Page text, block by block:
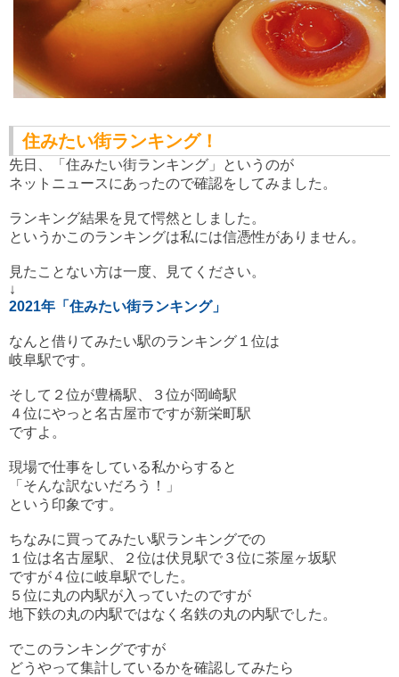
住みたい街ランキング！
先日、「住みたい街ランキング」というのが
ネットニュースにあったので確認をしてみました。
ランキング結果を見て愕然としました。
というかこのランキングは私には信憑性がありません。
見たことない方は一度、見てください。
↓
2021年「住みたい街ランキング」
なんと借りてみたい駅のランキング１位は
岐阜駅です。
そして２位が豊橋駅、３位が岡崎駅
４位にやっと名古屋市ですが新栄町駅
ですよ。
現場で仕事をしている私からすると
「そんな訳ないだろう！」
という印象です。
ちなみに買ってみたい駅ランキングでの
１位は名古屋駅、２位は伏見駅で３位に茶屋ヶ坂駅
ですが４位に岐阜駅でした。
５位に丸の内駅が入っていたのですが
地下鉄の丸の内駅ではなく名鉄の丸の内駅でした。
でこのランキングですが
どうやって集計しているかを確認してみたら